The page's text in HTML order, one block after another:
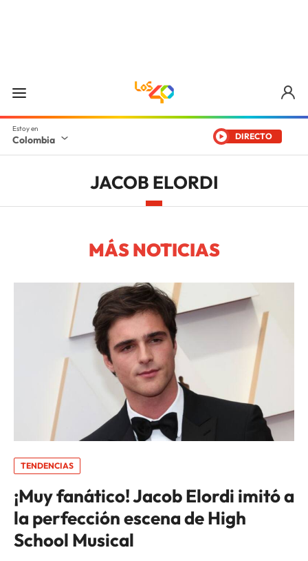
Colombia DIRECTO
JACOB ELORDI
MÁS NOTICIAS
TENDENCIAS
¡Muy fanático! Jacob Elordi imitó a
la perfección escena de High
School Musical